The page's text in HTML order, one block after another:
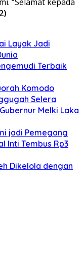
Layak Jadi
Terbaik
Komodo
Selera
Melki Laka
jadi Pemegang
Inti Tembus Rp3
Dikelola dengan